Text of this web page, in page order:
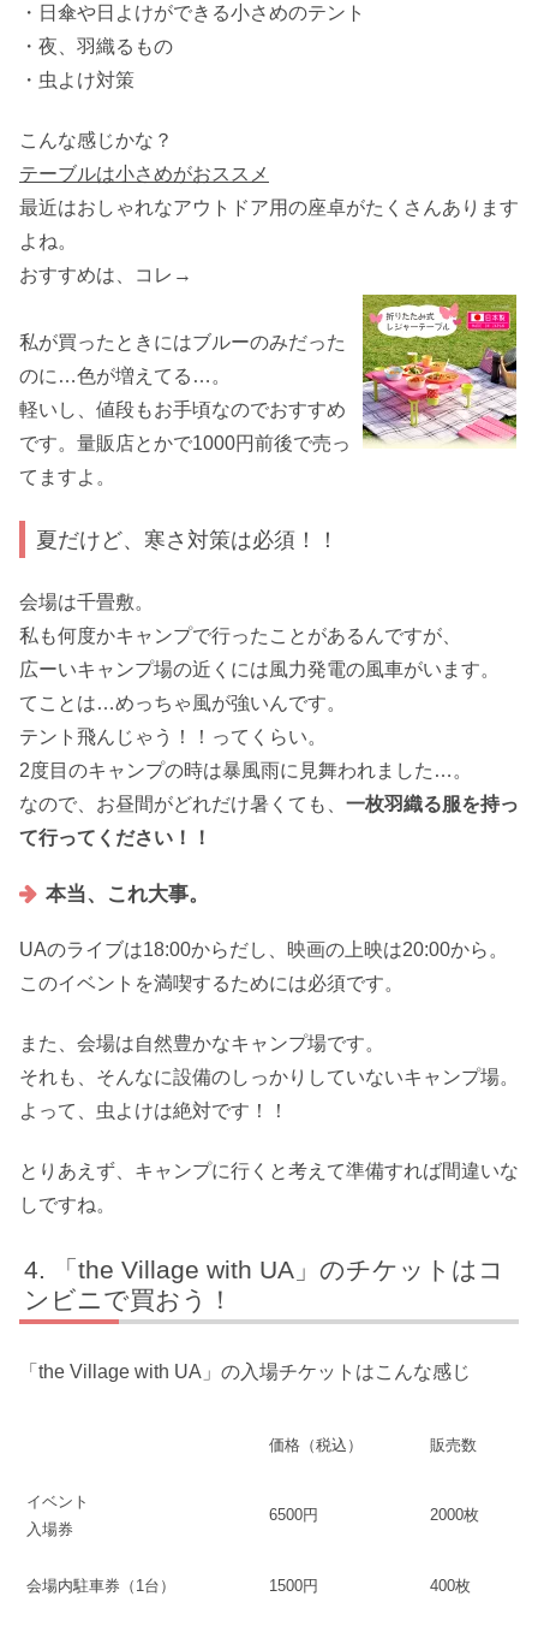
・日傘や日よけができる小さめのテント
・夜、羽織るもの
・虫よけ対策
こんな感じかな？
テーブルは小さめがおススメ
最近はおしゃれなアウトドア用の座卓がたくさんあります
よね。
おすすめは、コレ→
私が買ったときにはブルーのみだった
のに…色が増えてる…。
軽いし、値段もお手頃なのでおすすめ
です。量販店とかで1000円前後で売っ
てますよ。
夏だけど、寒さ対策は必須！！
会場は千畳敷。
私も何度かキャンプで行ったことがあるんですが、
広ーいキャンプ場の近くには風力発電の風車がいます。
てことは…めっちゃ風が強いんです。
テント飛んじゃう！！ってくらい。
2度目のキャンプの時は暴風雨に見舞われました…。
なので、お昼間がどれだけ暑くても、 一枚羽織る服を持っ
て行ってください！！
本当、これ大事。
UAのライブは18:00からだし、映画の上映は20:00から。
このイベントを満喫するためには必須です。
また、会場は自然豊かなキャンプ場です。
それも、そんなに設備のしっかりしていないキャンプ場。
よって、虫よけは絶対です！！
とりあえず、キャンプに行くと考えて準備すれば間違いな
しですね。
「the Village with UA」のチケットはコ
ンビニで買おう！
「the Village with UA」の入場チケットはこんな感じ
価格（税込） 販売数
イベント
入場券
6500円 2000枚
会場内駐車券（1台） 1500円 400枚